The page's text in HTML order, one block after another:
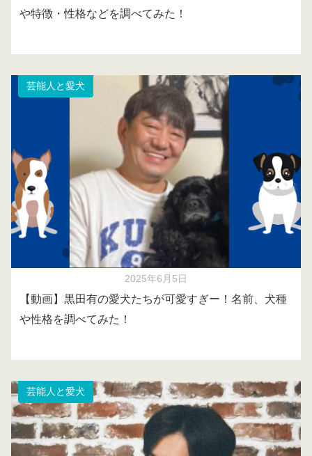
や特徴・性格などを調べてみた！
芸能人と愛犬
2025年6月5日
【動画】黒田有の愛犬たちが可愛すぎー！名前、犬種
や性格を調べてみた！
芸能人と愛犬